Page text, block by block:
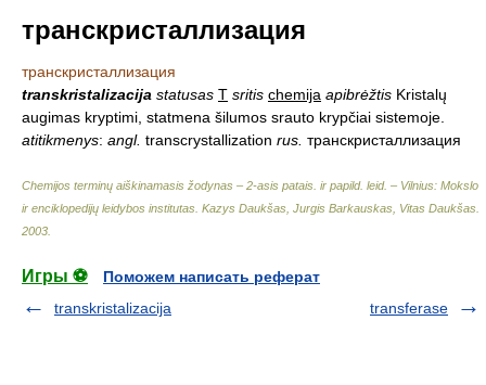
транскристаллизация
транскристаллизация
transkristalizacija statusas T sritis chemija apibrėžtis Kristalų
augimas kryptimi, statmena šilumos srauto krypčiai sistemoje.
atitikmenys: angl. transcrystallization rus. транскристаллизация
Chemijos terminų aiškinamasis žodynas – 2-asis patais. ir papild. leid. – Vilnius: Mokslo
ir enciklopedijų leidybos institutas Kazys Daukšas, Jurgis Barkauskas, Vitas Daukšas
2003
Игры ⚽
Поможем написать реферат
transkristalizacija
transferase